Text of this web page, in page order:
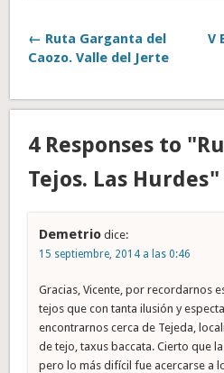
← Ruta Garganta del
Caozo. Valle del Jerte
V
4 Responses to
Tejos. Las Hurdes"
Demetrio dice:
15 septiembre, 2014 a las 0:46
Gracias, Vicente, por recordarnos
tejos que con tanta ilusión y
encontrarnos cerca de Tejeda,
de tejo, taxus baccata. Cierto que
pero lo más difícil fue acercarse a